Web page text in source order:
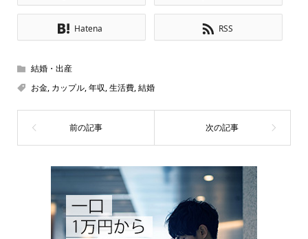
Hatena RSS
結婚・出産
お金, カップル,年収,生活費,結婚